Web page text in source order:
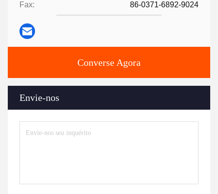
Fax: 86-0371-6892-9024
Converse Agora
Envie-nos